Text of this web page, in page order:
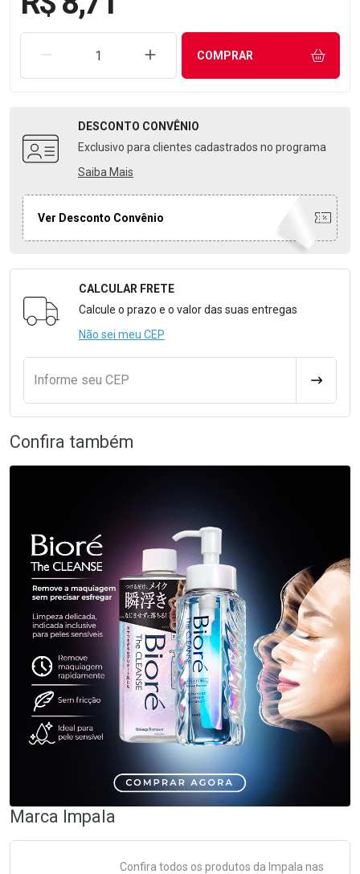
REMOVER UMA UNIDADEAUMENTAR UMA UNIDADE
COMPRAR
DESCONTO CONVÊNIO
Exclusivo para clientes cadastrados no programa
Saiba Mais
Ver Desconto Convênio
Formulário para Calcular o Frete
CALCULAR FRETE
Calcule o prazo e o valor das suas entregas
Não sei meu CEP
Informe seu CEP
Confira também
Marca Impala
Confira todos os produtos da Impala nas